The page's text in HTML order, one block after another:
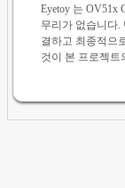
Eyetoy 는 OV51x
무리가 없습니다.
결하고 최종적으
것이 본 프로젝트